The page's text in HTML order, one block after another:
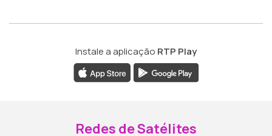
Instale a aplicação RTP Play
Redes de Satélites